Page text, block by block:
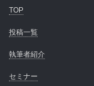
TOP
投稿一覧
執筆者紹介
セミナー